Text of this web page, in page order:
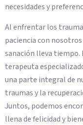
necesidades y
Al enfrentar los
paciencia con
sanación lleva tiempo.
terapeuta
una parte integral de
traumas y la
Juntos, podemos
llena de felicidad y